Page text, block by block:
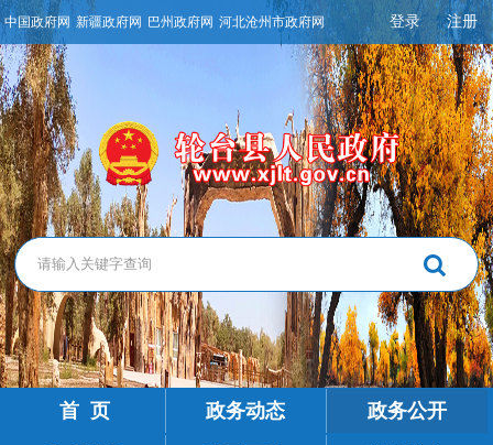
中国政府网 新疆政府网 巴州政府网 河北沧州市政府网 登录 注册
首 页 政务动态 政务公开